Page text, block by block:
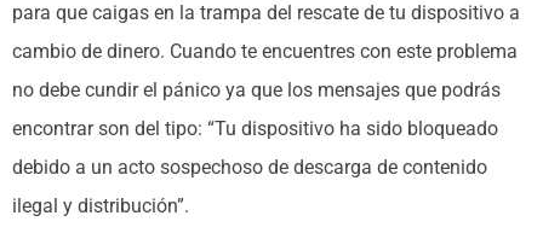
para que caigas en la trampa del rescate de tu dispositivo a
cambio de dinero. Cuando te encuentres con este problema
no debe cundir el pánico ya que los mensajes que podrás
encontrar son del tipo: “Tu dispositivo ha sido bloqueado
debido a un acto sospechoso de descarga de contenido
ilegal y distribución”.